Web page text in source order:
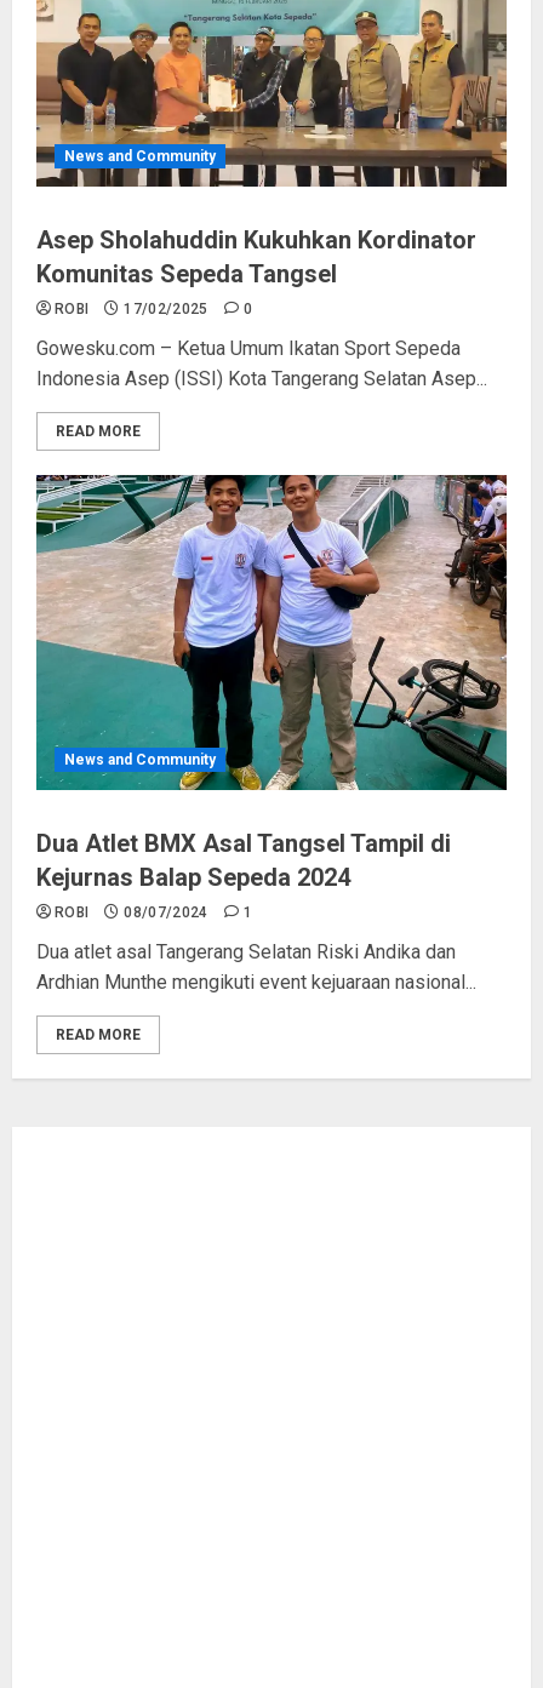
News and Community
Asep Sholahuddin Kukuhkan Kordinator
Komunitas Sepeda Tangsel
ROBI 17/02/2025 0
Gowesku.com – Ketua Umum Ikatan Sport Sepeda
Indonesia Asep (ISSI) Kota Tangerang Selatan Asep...
READ MORE
News and Community
Dua Atlet BMX Asal Tangsel Tampil di
Kejurnas Balap Sepeda 2024
ROBI 08/07/2024 1
Dua atlet asal Tangerang Selatan Riski Andika dan
Ardhian Munthe mengikuti event kejuaraan nasional...
READ MORE